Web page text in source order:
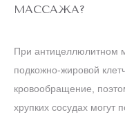
МАССАЖА?
При антицеллюлитном
подкожно‑жировой
кровообращение,
хрупких сосудах могут